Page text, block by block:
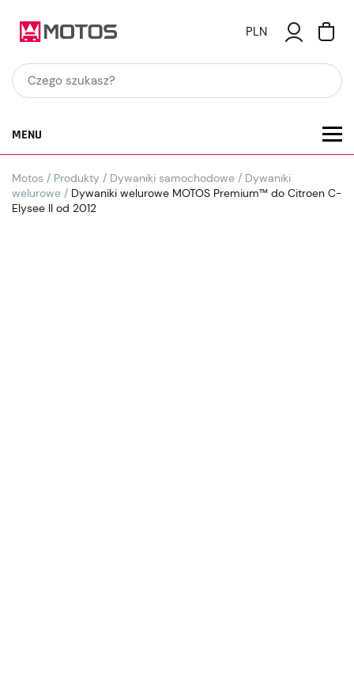
PLN
MENU
Motos / Produkty / Dywaniki samochodowe / Dywaniki
welurowe / Dywaniki welurowe MOTOS Premium™ do Citroen C-
Elysee II od 2012